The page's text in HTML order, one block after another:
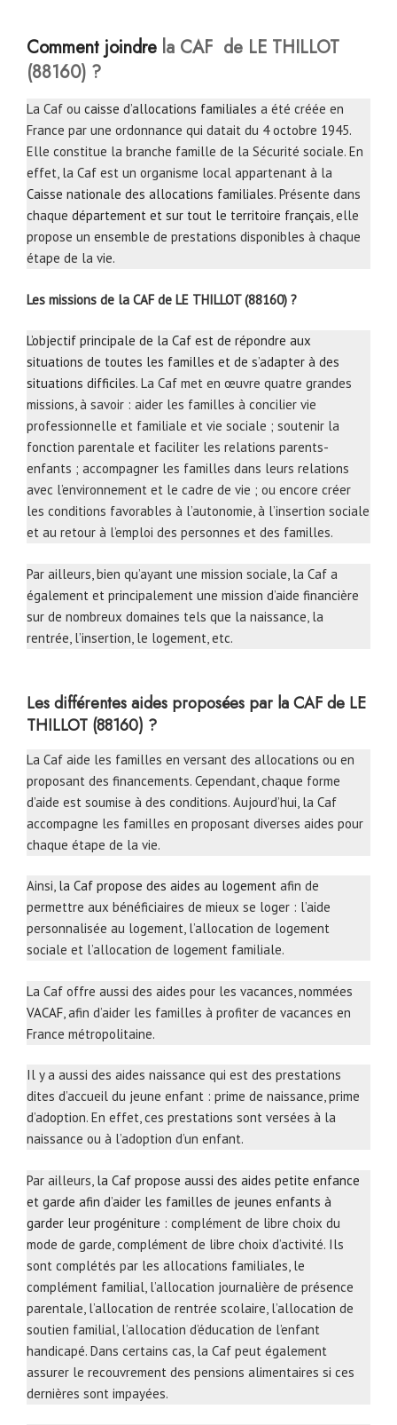
Comment joindre la CAF de LE THILLOT
(88160) ?
La Caf ou caisse d’allocations familiales a été créée en
France par une ordonnance qui datait du 4 octobre 1945.
Elle constitue la branche famille de la Sécurité sociale. En
effet, la Caf est un organisme local appartenant à la
Caisse nationale des allocations familiales. Présente dans
chaque département et sur tout le territoire français, elle
propose un ensemble de prestations disponibles à chaque
étape de la vie.
Les missions de la CAF de LE THILLOT (88160) ?
L’objectif principale de la Caf est de répondre aux
situations de toutes les familles et de s’adapter à des
situations difficiles. La Caf met en œuvre quatre grandes
missions, à savoir : aider les familles à concilier vie
professionnelle et familiale et vie sociale ; soutenir la
fonction parentale et faciliter les relations parents-
enfants ; accompagner les familles dans leurs relations
avec l’environnement et le cadre de vie ; ou encore créer
les conditions favorables à l’autonomie, à l’insertion sociale
et au retour à l’emploi des personnes et des familles.
Par ailleurs, bien qu’ayant une mission sociale, la Caf a
également et principalement une mission d’aide financière
sur de nombreux domaines tels que la naissance, la
rentrée, l’insertion, le logement, etc.
Les différentes aides proposées par la CAF de LE
THILLOT (88160) ?
La Caf aide les familles en versant des allocations ou en
proposant des financements. Cependant, chaque forme
d’aide est soumise à des conditions. Aujourd’hui, la Caf
accompagne les familles en proposant diverses aides pour
chaque étape de la vie.
Ainsi, la Caf propose des aides au logement afin de
permettre aux bénéficiaires de mieux se loger : l’aide
personnalisée au logement, l’allocation de logement
sociale et l’allocation de logement familiale.
La Caf offre aussi des aides pour les vacances, nommées
VACAF , afin d’aider les familles à profiter de vacances en
France métropolitaine.
Il y a aussi des aides naissance qui est des prestations
dites d’accueil du jeune enfant : prime de naissance, prime
d’adoption. En effet, ces prestations sont versées à la
naissance ou à l’adoption d’un enfant.
Par ailleurs, la Caf propose aussi des aides petite enfance
et garde afin d’aider les familles de jeunes enfants à
garder leur progéniture : complément de libre choix du
mode de garde, complément de libre choix d’activité. Ils
sont complétés par les allocations familiales, le
complément familial, l’allocation journalière de présence
parentale, l’allocation de rentrée scolaire, l’allocation de
soutien familial, l’allocation d’éducation de l’enfant
handicapé. Dans certains cas, la Caf peut également
assurer le recouvrement des pensions alimentaires si ces
dernières sont impayées.